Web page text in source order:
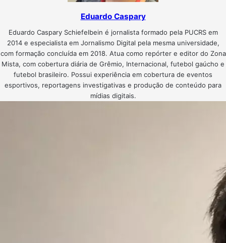
Eduardo Caspary
Eduardo Caspary Schiefelbein é jornalista formado pela PUCRS em
2014 e especialista em Jornalismo Digital pela mesma universidade,
com formação concluída em 2018. Atua como repórter e editor do Zona
Mista, com cobertura diária de Grêmio, Internacional, futebol gaúcho e
futebol brasileiro. Possui experiência em cobertura de eventos
esportivos, reportagens investigativas e produção de conteúdo para
mídias digitais.